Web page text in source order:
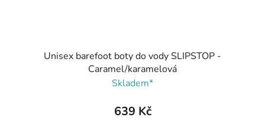
Unisex barefoot boty do vody SLIPSTOP -
Caramel/karamelová
Skladem*
639 Kč